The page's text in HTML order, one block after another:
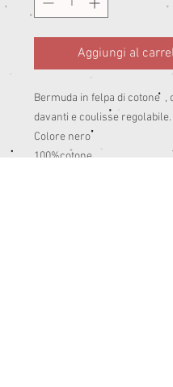
Aggiungi al
Bermuda in felpa di cotone  ,
davanti e coulisse regolabile.
Colore nero
100%cotone